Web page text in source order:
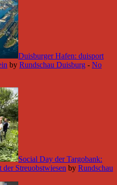
Duisburger Hafen: duisport
by Rundschau Duisburg - No
Social Day der Targobank:
Streuobstwiesen by Rundschau